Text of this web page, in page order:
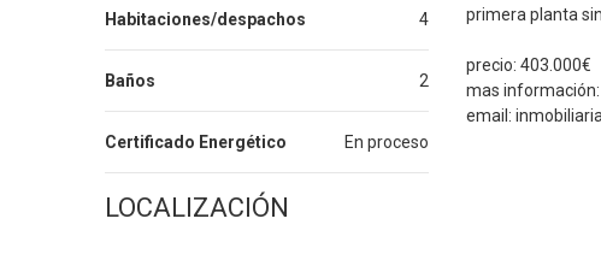
Habitaciones/despachos 4
Baños 2
Certificado Energético En proceso
LOCALIZACIÓN
primera planta
precio: 403.000€
mas
email: